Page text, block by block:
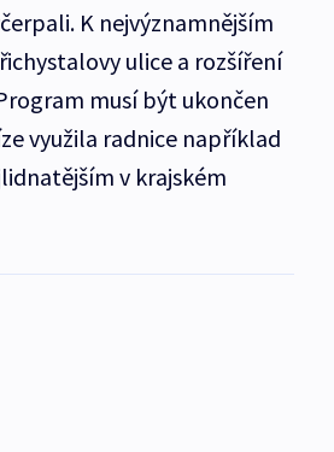
K nejvýznamnějším
ulice a rozšíření
musí být ukončen
využila radnice například
v krajském